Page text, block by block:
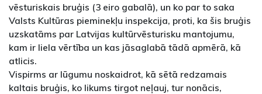
vēsturiskais bruģis (3 eiro gabalā), un ko par to saka
Valsts Kultūras pieminekļu inspekcija, proti, ka šis bruģis
uzskatāms par Latvijas kultūrvēsturisku mantojumu,
kam ir liela vērtība un kas jāsaglabā tādā apmērā, kā
atlicis.
Vispirms ar lūgumu noskaidrot, kā sētā redzamais
kaltais bruģis, ko likums tirgot neļauj, tur nonācis,